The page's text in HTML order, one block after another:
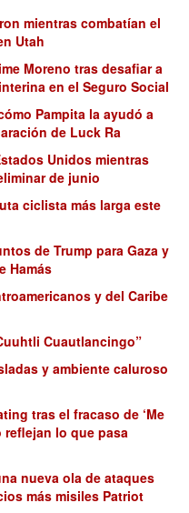
mientras combatían el
Utah
Moreno tras desafiar a
en el Seguro Social
Pampita la ayudó a
de Luck Ra
Unidos mientras
de junio
ciclista más larga este
de Trump para Gaza y
Hamás
y del Caribe
Cuautlancingo”
y ambiente caluroso
tras el fracaso de ‘Me
reflejan lo que pasa
nueva ola de ataques
más misiles Patriot